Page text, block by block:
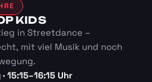
KIDS
in Streetdance –
mit viel Musik und noch
15:15–16:15 Uhr